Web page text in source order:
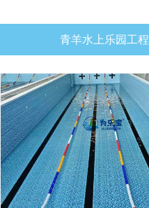
青羊水上乐园工程